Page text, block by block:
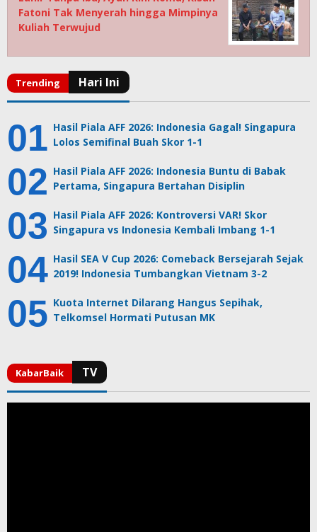
Fatoni Tak Menyerah hingga Mimpinya
Kuliah Terwujud
Hasil Piala AFF 2026: Indonesia Gagal! Singapura
Lolos Semifinal Buah Skor 1-1
Hasil Piala AFF 2026: Indonesia Buntu di Babak
Pertama, Singapura Bertahan Disiplin
Hasil Piala AFF 2026: Kontroversi VAR! Skor
Singapura vs Indonesia Kembali Imbang 1-1
Hasil SEA V Cup 2026: Comeback Bersejarah Sejak
2019! Indonesia Tumbangkan Vietnam 3-2
Kuota Internet Dilarang Hangus Sepihak,
Telkomsel Hormati Putusan MK